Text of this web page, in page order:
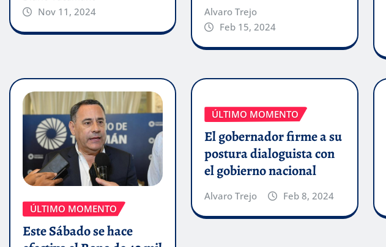
Nov 11, 2024
Alvaro Trejo
Feb 15, 2024
ÚLTIMO MOMENTO
Este Sábado se hace
ÚLTIMO MOMENTO
El gobernador firme a su
postura dialoguista con
el gobierno nacional
Alvaro Trejo Feb 8, 2024